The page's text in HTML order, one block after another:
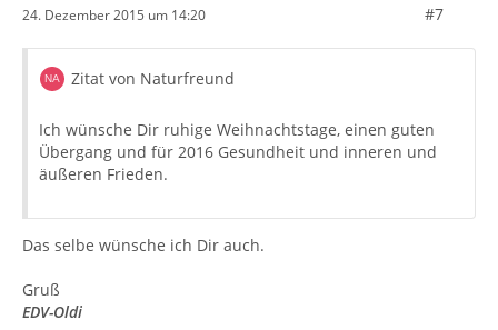
24. Dezember 2015 um 14:20 #7
Zitat von Naturfreund
Ich wünsche Dir ruhige Weihnachtstage, einen guten
Übergang und für 2016 Gesundheit und inneren und
äußeren Frieden.
Das selbe wünsche ich Dir auch.
Gruß
EDV-Oldi